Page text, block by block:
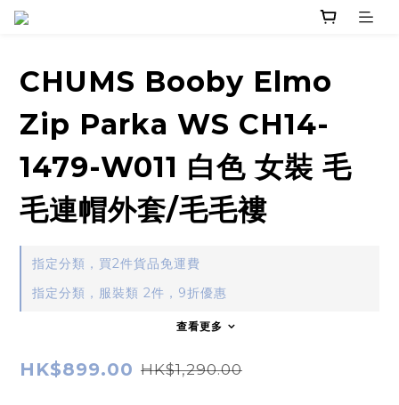
CHUMS Booby Elmo
Zip Parka WS CH14-
1479-W011 白色 女裝 毛
毛連帽外套/毛毛褸
指定分類，買2件貨品免運費
指定分類，服裝類 2件，9折優惠
查看更多
HK$899.00 HK$1,290.00